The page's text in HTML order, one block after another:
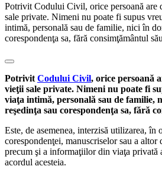
Potrivit Codului Civil, orice persoană are
sale private. Nimeni nu poate fi supus
intimă, personală sau de familie, nici în
corespondenţa sa, fără consimţământul
Potrivit Codului Civil, orice persoană
vieţii sale private. Nimeni nu poate fi
viaţa intimă, personală sau de familie,
reşedinţa sau corespondenţa sa, fără
Este, de asemenea, interzisă utilizarea, în
corespondenţei, manuscriselor sau a altor
precum şi a informaţiilor din viaţa privată
acordul acesteia.